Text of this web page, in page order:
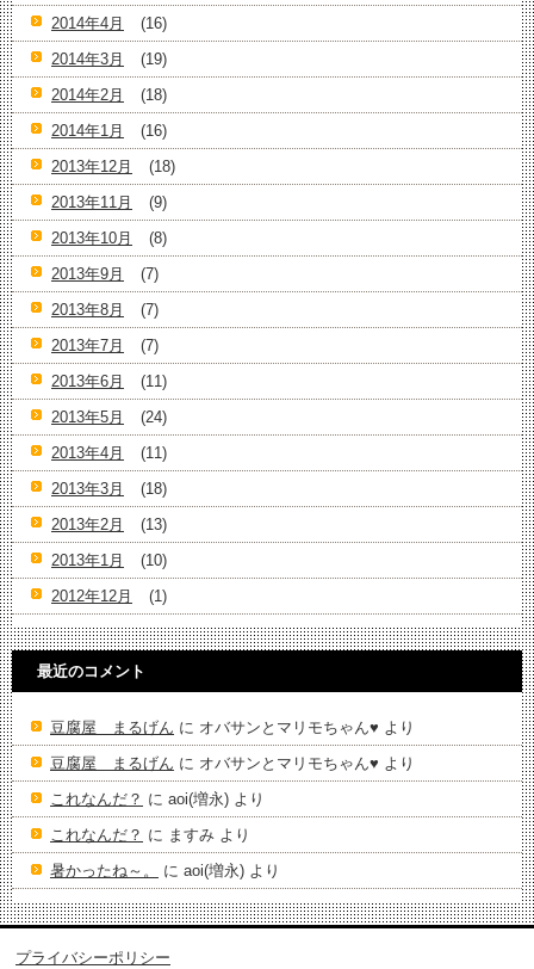
2014年4月
(16)
2014年3月
(19)
2014年2月
(18)
2014年1月
(16)
2013年12月
(18)
2013年11月
(9)
2013年10月
(8)
2013年9月
(7)
2013年8月
(7)
2013年7月
(7)
2013年6月
(11)
2013年5月
(24)
2013年4月
(11)
2013年3月
(18)
2013年2月
(13)
2013年1月
(10)
2012年12月
(1)
最近のコメント
豆腐屋 まるげん に オバサンとマリモちゃん♥️ より
豆腐屋 まるげん に オバサンとマリモちゃん♥️ より
これなんだ？ に aoi(増永) より
これなんだ？ に ますみ より
暑かったね～。
に aoi(増永) より
プライバシーポリシー